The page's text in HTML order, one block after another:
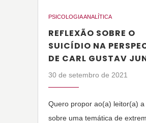
PSICOLOGIA ANALÍTICA
REFLEXÃO SOBRE O
SUICÍDIO NA
DE CARL GUSTAV
30 de setembro de 2021
Quero propor ao(a) leitor(a)
sobre uma temática de